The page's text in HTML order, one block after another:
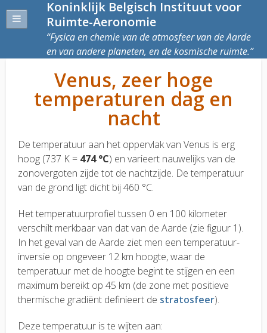
Koninklijk Belgisch Instituut voor
Ruimte-Aeronomie
Fysica en chemie van de atmosfeer van de Aarde
en van andere planeten, en de kosmische ruimte.
Venus, zeer hoge
temperaturen dag en
nacht
De temperatuur aan het oppervlak van Venus is erg
hoog (737 K = 474 °C) en varieert nauwelijks van de
zonovergoten zijde tot de nachtzijde. De temperatuur
van de grond ligt dicht bij 460 °C.
Het temperatuurprofiel tussen 0 en 100 kilometer
verschilt merkbaar van dat van de Aarde (zie figuur 1).
In het geval van de Aarde ziet men een temperatuur-
inversie op ongeveer 12 km hoogte, waar de
temperatuur met de hoogte begint te stijgen en een
maximum bereikt op 45 km (de zone met positieve
thermische gradiënt definieert de stratosfeer).
Deze temperatuur is te wijten aan: